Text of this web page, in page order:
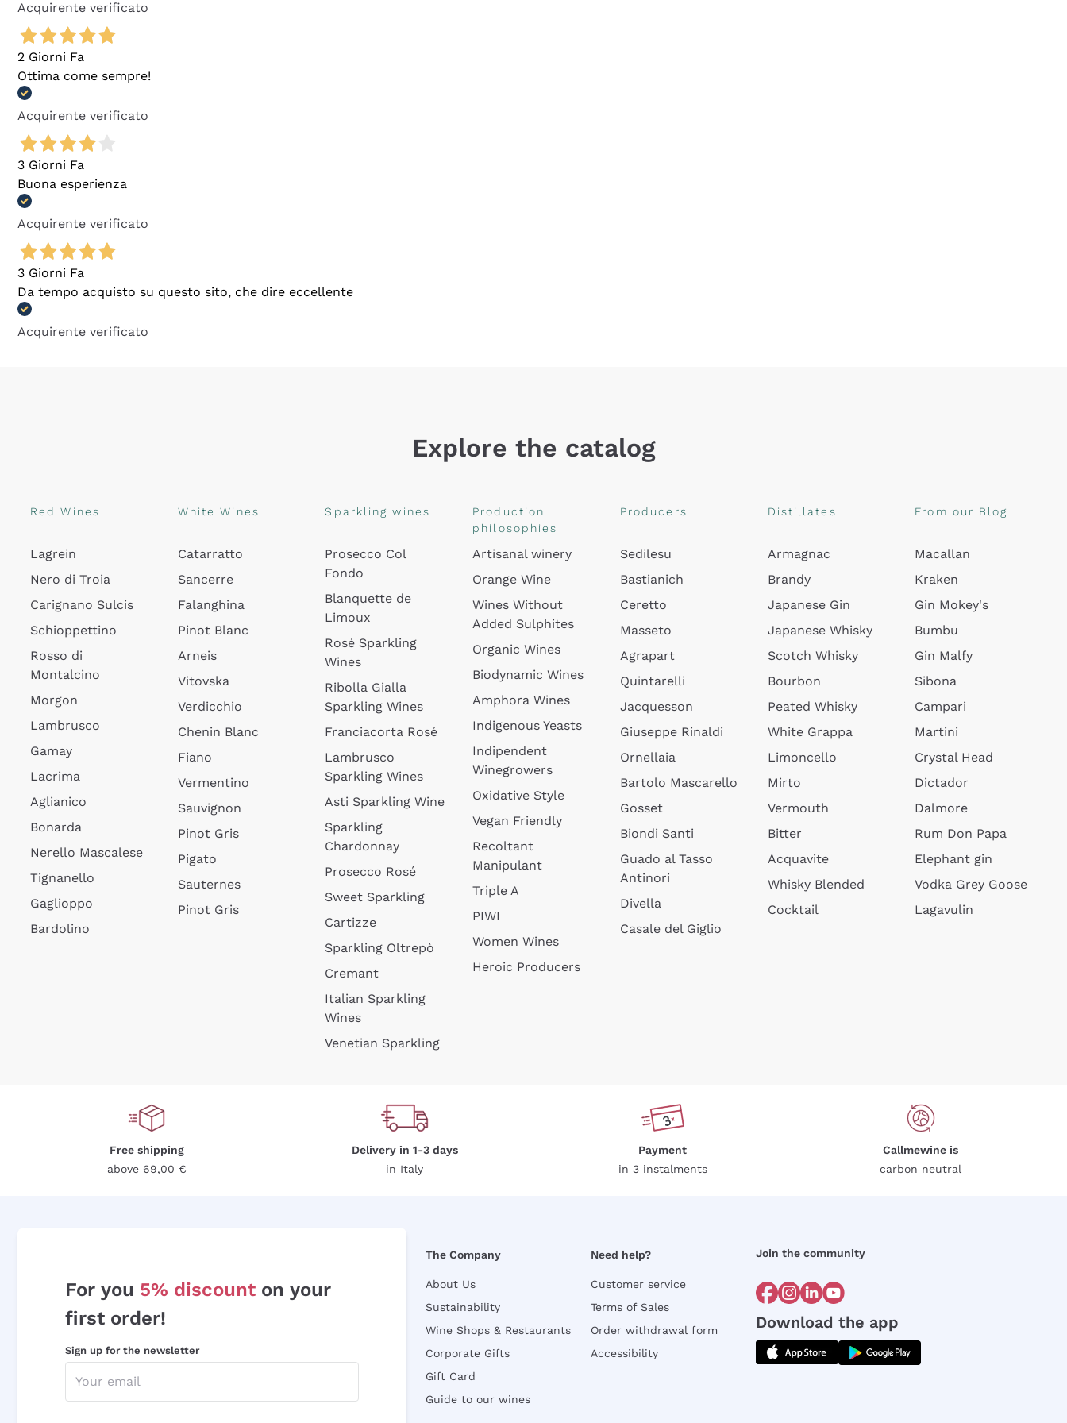
Acquirente verificato
2 Giorni Fa
Ottima come sempre!
Acquirente verificato
3 Giorni Fa
Buona esperienza
Acquirente verificato
3 Giorni Fa
Da tempo acquisto su questo sito, che dire eccellente
Acquirente verificato
Explore the catalog
Red Wines
Lagrein
Nero di Troia
Carignano Sulcis
Schioppettino
Rosso di
Montalcino
Morgon
Lambrusco
Gamay
Lacrima
Aglianico
Bonarda
Nerello Mascalese
Tignanello
Gaglioppo
Bardolino
White Wines
Catarratto
Sancerre
Falanghina
Pinot Blanc
Arneis
Vitovska
Verdicchio
Chenin Blanc
Fiano
Vermentino
Sauvignon
Pinot Gris
Pigato
Sauternes
Pinot Gris
Sparkling wines
Prosecco Col
Fondo
Blanquette de
Limoux
Rosé Sparkling
Wines
Ribolla Gialla
Sparkling Wines
Franciacorta Rosé
Lambrusco
Sparkling Wines
Asti Sparkling Wine
Sparkling
Chardonnay
Prosecco Rosé
Sweet Sparkling
Cartizze
Sparkling Oltrepò
Cremant
Italian Sparkling
Wines
Venetian Sparkling
Production
philosophies
Artisanal winery
Orange Wine
Wines Without
Added Sulphites
Organic Wines
Biodynamic Wines
Amphora Wines
Indigenous Yeasts
Indipendent
Winegrowers
Oxidative Style
Vegan Friendly
Recoltant
Manipulant
Triple A
PIWI
Women Wines
Heroic Producers
Producers
Sedilesu
Bastianich
Ceretto
Masseto
Agrapart
Quintarelli
Jacquesson
Giuseppe Rinaldi
Ornellaia
Bartolo Mascarello
Gosset
Biondi Santi
Guado al Tasso
Antinori
Divella
Casale del Giglio
Distillates
Armagnac
Brandy
Japanese Gin
Japanese Whisky
Scotch Whisky
Bourbon
Peated Whisky
White Grappa
Limoncello
Mirto
Vermouth
Bitter
Acquavite
Whisky Blended
Cocktail
From our Blog
Macallan
Kraken
Gin Mokey's
Bumbu
Gin Malfy
Sibona
Campari
Martini
Crystal Head
Dictador
Dalmore
Rum Don Papa
Elephant gin
Vodka Grey Goose
Lagavulin
Free shipping
above 69,00 €
Delivery in 1-3 days
in Italy
Payment
in 3 instalments
Callmewine is
carbon neutral
For you 5% discount on your
first order!
Sign up for the newsletter
The Company
About Us
Sustainability
Wine Shops & Restaurants
Corporate Gifts
Gift Card
Guide to our wines
Need help?
Customer service
Terms of Sales
Order withdrawal form
Accessibility
Join the community
Download the app